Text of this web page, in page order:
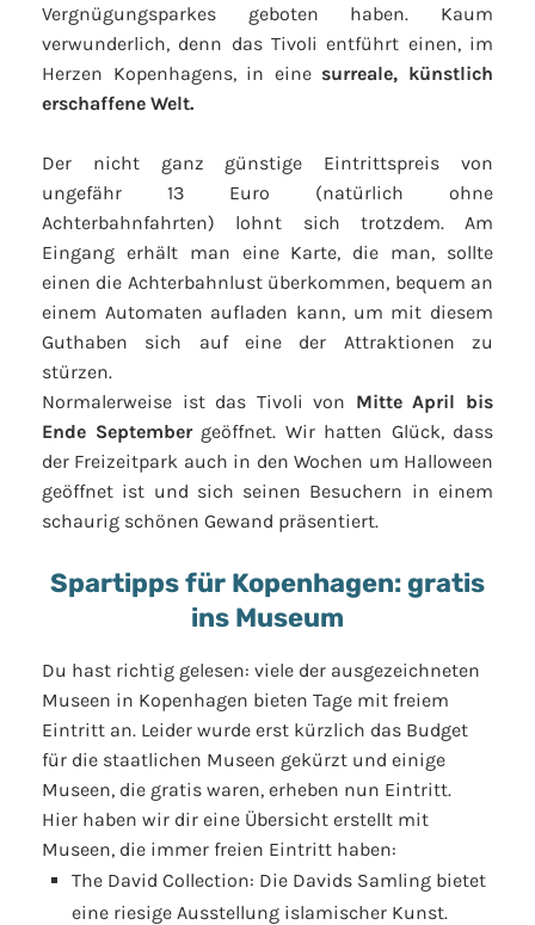
Vergnügungsparkes geboten haben. Kaum
verwunderlich, denn das Tivoli entführt einen, im
Herzen Kopenhagens, in eine surreale, künstlich
erschaffene Welt.
Der nicht ganz günstige Eintrittspreis von
ungefähr 13 Euro (natürlich ohne
Achterbahnfahrten) lohnt sich trotzdem. Am
Eingang erhält man eine Karte, die man, sollte
einen die Achterbahnlust überkommen, bequem an
einem Automaten aufladen kann, um mit diesem
Guthaben sich auf eine der Attraktionen zu
stürzen.
Normalerweise ist das Tivoli von Mitte April bis
Ende Septembergeöffnet. Wir hatten Glück, dass
der Freizeitpark auch in den Wochen um Halloween
geöffnet ist und sich seinen Besuchern in einem
schaurig schönen Gewand präsentiert.
Spartipps für Kopenhagen: gratis
ins Museum
Du hast richtig gelesen: viele der ausgezeichneten
Museen in Kopenhagen bieten Tage mit freiem
Eintritt an. Leider wurde erst kürzlich das Budget
für die staatlichen Museen gekürzt und einige
Museen, die gratis waren, erheben nun Eintritt.
Hier haben wir dir eine Übersicht erstellt mit
Museen, die immer freien Eintritt haben:
The David Collection: Die Davids Samling bietet
eine riesige Ausstellung islamischer Kunst.